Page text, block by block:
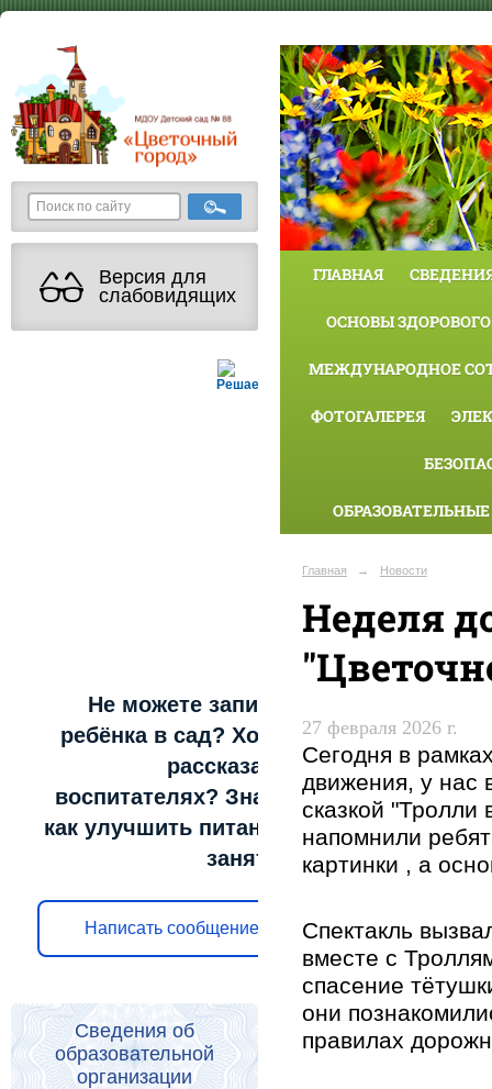
Версия для
слабовидящих
Решаем вместе
Не можете записать
ребёнка в сад? Хотите
рассказать о
воспитателях? Знаете,
как улучшить питание и
занятия?
Написать сообщение
Сведения об
образовательной
организации
ГЛАВНАЯ
ОСНОВЫ
МЕЖДУНАРОДНОЕ
ФОТОГАЛЕРЕЯ
Главная → Новости
Неделя
27 февраля 2026 г.
Сегодня в
движения, у нас
сказкой
напомнили
картинки , а
Спектакль
вместе с
спасение
они
правилах